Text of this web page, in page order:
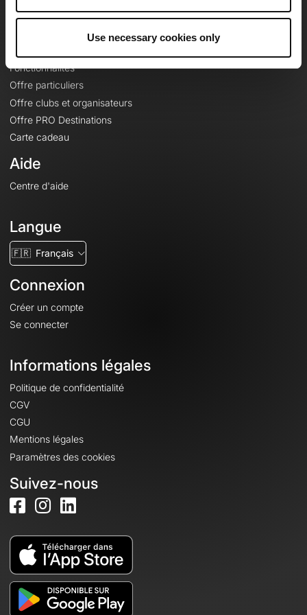
Use necessary cookies only
Fonctionnalités
Offre particuliers
Offre clubs et organisateurs
Offre PRO Destinations
Carte cadeau
Aide
Centre d'aide
Langue
🇫🇷 Français
Connexion
Créer un compte
Se connecter
Informations légales
Politique de confidentialité
CGV
CGU
Mentions légales
Paramètres des cookies
Suivez-nous